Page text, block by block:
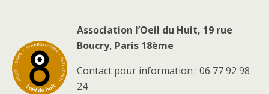
Association l’Oeil du Huit, 19 rue
Boucry, Paris 18ème
Contact pour information : 06 77 92 98
24